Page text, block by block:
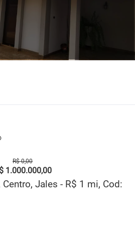
R$ 0,00
1.000.000,00
Jales - R$ 1 mi, Cod: